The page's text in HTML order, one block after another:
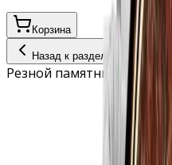
Корзина
Назад к разделу
Резной памятник с